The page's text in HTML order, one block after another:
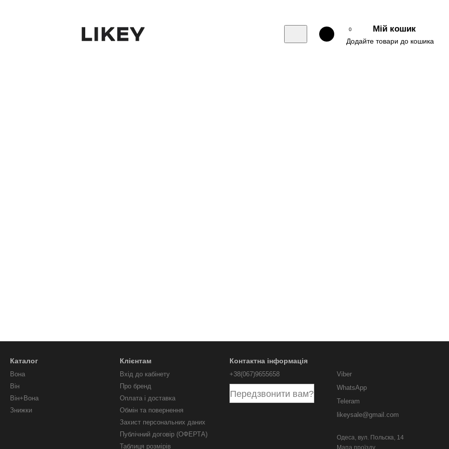
0 Мій кошик
Додайте товари до кошика
Каталог
Вона
Він
Він+Вона
Знижки
Клієнтам
Вхід до кабінету
Про бренд
Оплата і доставка
Обмін та повернення
Захист персональних даних
Публічний договір (ОФЕРТА)
Таблиця розмірів
Контактна інформація
+38(067)9655658
Передзвонити вам?
Viber
WhatsApp
Teleram
likeysale@gmail.com
Одеса, вул. Польска, 14
Мапа проїзду